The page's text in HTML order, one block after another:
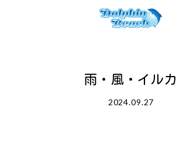
雨・風・イルカ
2024.09.27